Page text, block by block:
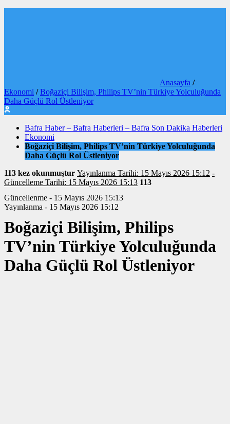
Anasayfa /
Ekonomi / Boğaziçi Bilişim, Philips TV’nin Türkiye Yolculuğunda
Daha Güçlü Rol Üstleniyor
Bafra Haber – Bafra Haberleri – Bafra Son Dakika Haberleri
Ekonomi
Boğaziçi Bilişim, Philips TV’nin Türkiye Yolculuğunda
Daha Güçlü Rol Üstleniyor
113 kez okunmuştur Yayınlanma Tarihi: 15 Mayıs 2026 15:12 -
Güncelleme Tarihi: 15 Mayıs 2026 15:13 113
Güncellenme - 15 Mayıs 2026 15:13
Yayınlanma - 15 Mayıs 2026 15:12
Boğaziçi Bilişim, Philips
TV’nin Türkiye Yolculuğunda
Daha Güçlü Rol Üstleniyor